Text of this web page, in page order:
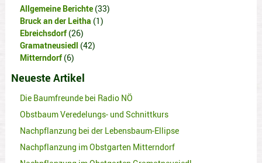
Allgemeine Berichte(33)
Bruck an der Leitha (1)
Ebreichsdorf(26)
Gramatneusiedl (42)
Mitterndorf(6)
Neueste Artikel
Die Baumfreunde bei Radio NÖ
Obstbaum Veredelungs- und Schnittkurs
Nachpflanzung bei der Lebensbaum-Ellipse
Nachpflanzung im Obstgarten Mitterndorf